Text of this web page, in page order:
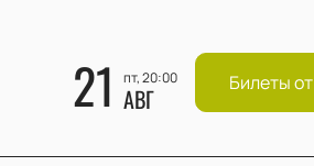
21 пт, 20:00
АВГ Билеты от